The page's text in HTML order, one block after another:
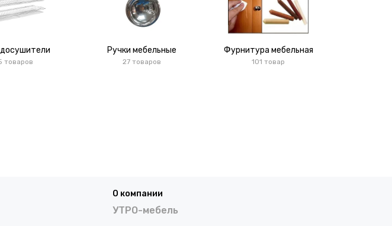
товаров
Ручки мебельные
27 товаров
Фурнитура мебельная
101 товар
О компании
УТРО-мебель